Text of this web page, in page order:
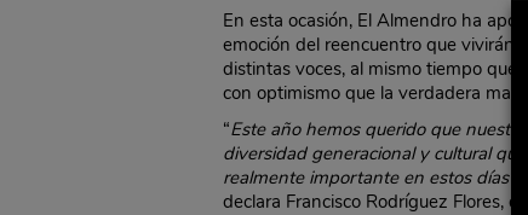
En esta ocasión, El Almendro ha
emoción del reencuentro que vivirán
distintas voces, al mismo tiempo que
con optimismo que la verdadera
“Este año hemos querido que
diversidad generacional y cultural
realmente importante en estos días
declara Francisco Rodríguez Flores,